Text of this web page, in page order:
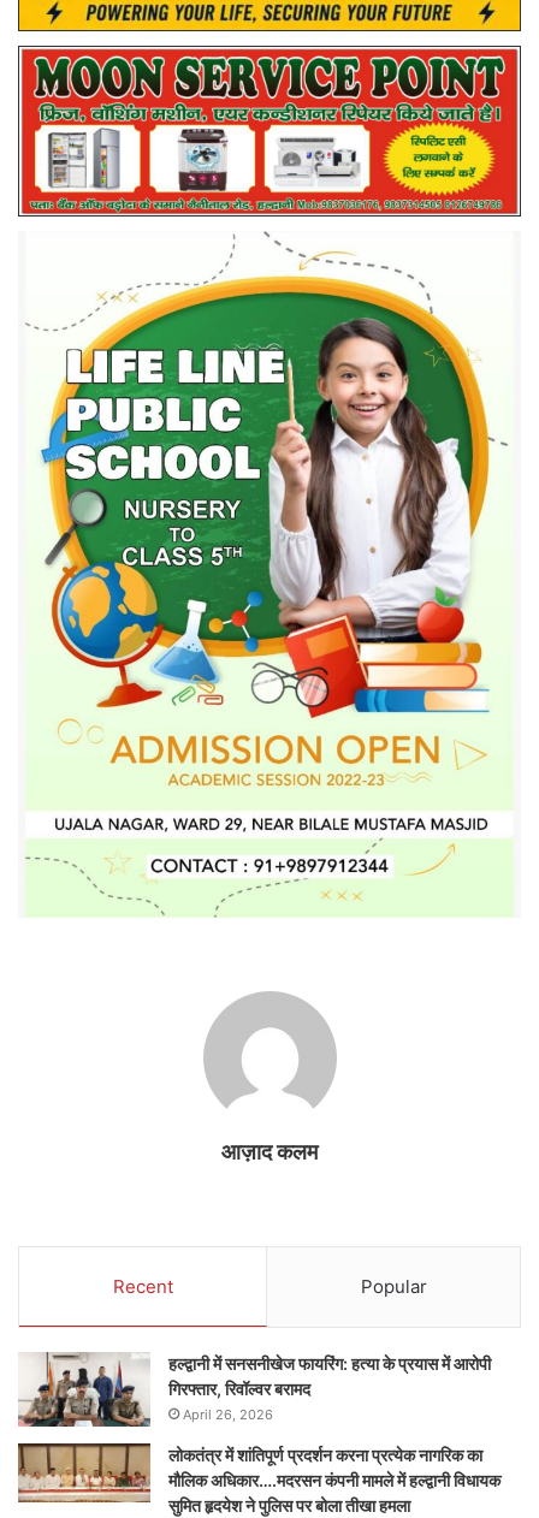
आज़ाद कलम
Recent Popular
हल्द्वानी में सनसनीखेज फायरिंग: हत्या के प्रयास में आरोपी
गिरफ्तार, रिवॉल्वर बरामद
April 26, 2026
लोकतंत्र में शांतिपूर्ण प्रदर्शन करना प्रत्येक नागरिक का
मौलिक अधिकार….मदरसन कंपनी मामले में हल्द्वानी विधायक
सुमित हृदयेश ने पुलिस पर बोला तीखा हमला